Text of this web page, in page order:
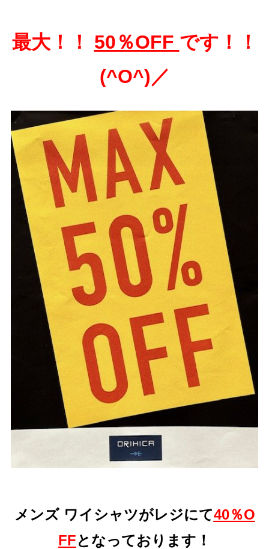
最大！！ 50％OFF です！！
(^O^)／
メンズ ワイシャツがレジにて40％O
FFとなっております！